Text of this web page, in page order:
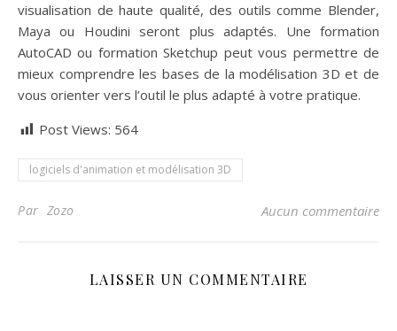
visualisation de haute qualité, des outils comme Blender,
Maya ou Houdini seront plus adaptés. Une formation
AutoCAD ou formation Sketchup peut vous permettre de
mieux comprendre les bases de la modélisation 3D et de
vous orienter vers l’outil le plus adapté à votre pratique.
Post Views: 564
logiciels d'animation et modélisation 3D
Par Zozo Aucun commentaire
LAISSER UN COMMENTAIRE